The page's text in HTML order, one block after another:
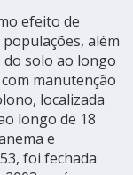
efeito de
além
solo ao longo
manutenção
localizada
longo de 18
e
foi fechada